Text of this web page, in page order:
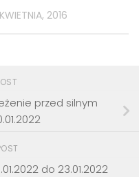
2016
przed silnym
do 23.01.2022